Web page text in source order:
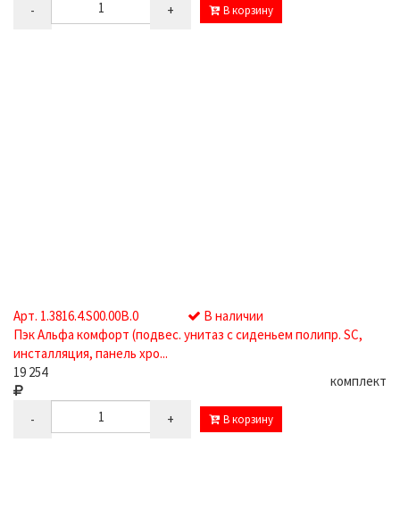
- + В корзину
Арт. 1.3816.4.S00.00B.0
В наличии
Пэк Альфа комфорт (подвес. унитаз с сиденьем полипр. SC,
инсталляция, панель хро...
19 254
комплект
- + В корзину